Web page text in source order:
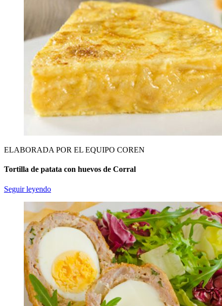
ELABORADA POR EL EQUIPO COREN
Tortilla de patata con huevos de Corral
Seguir leyendo